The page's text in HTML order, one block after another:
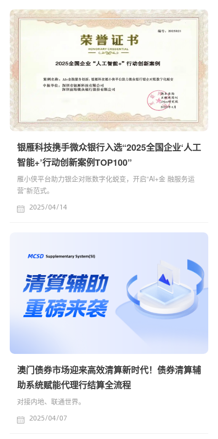
银雁科技携手微众银行入选“2025全国企业‘人工
智能+’行动创新案例TOP100”
雁小侠平台助力银企对账数字化蜕变，开启“Al+金 融服务运
营”新范式。
2025/04/14
澳门债券市场迎来高效清算新时代！债券清算辅
助系统赋能代理行结算全流程
对接内地、联通世界。
2025/04/07